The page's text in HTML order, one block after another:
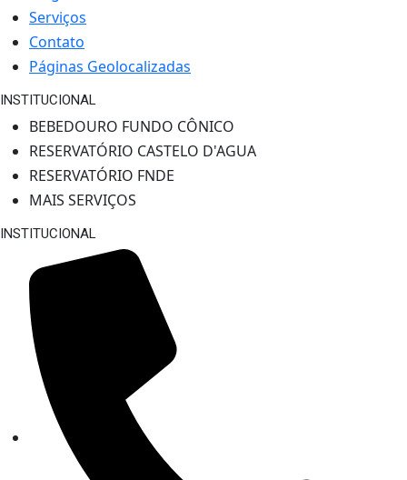
Serviços
Contato
Páginas Geolocalizadas
INSTITUCIONAL
BEBEDOURO FUNDO CÔNICO
RESERVATÓRIO CASTELO D'AGUA
RESERVATÓRIO FNDE
MAIS SERVIÇOS
INSTITUCIONAL